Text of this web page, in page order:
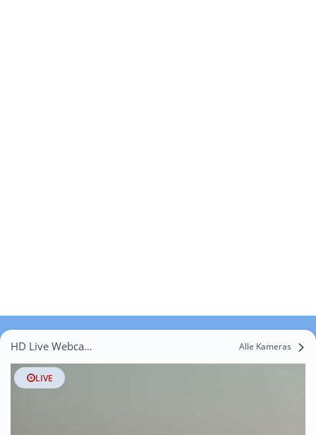
HD Live Webcams Jasdorf Alle Kameras
LIVE